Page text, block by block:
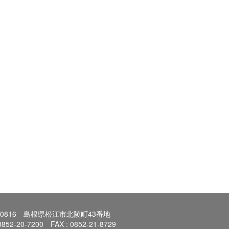
島根県松江市北陵町43番地
20-7200 FAX : 0852-21-8729